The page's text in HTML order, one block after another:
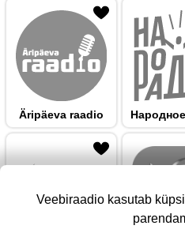
Äripäeva raadio
Veebiraadio kasutab